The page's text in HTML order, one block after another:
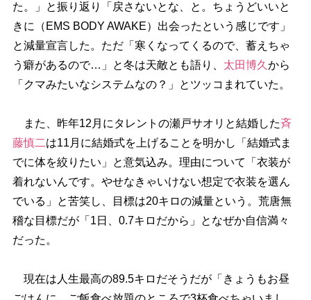
た。」と振り返り「戻さないとな、と。ちょうどいいと
きに（EMS BODY AWAKE）出会ったという感じです」
と減量宣言した。ただ「寒くなってくるので、蓄えちゃ
う癖があるので…」と冬は天敵とも語り、 太田博久 から
「クマみたいなシステムなの？」とツッコまれていた。
また、昨年12月にタレントの瀬戸サオリと結婚した斉
藤慎二は11月に結婚式を上げることを明かし「結婚式ま
でに体を絞りたい」と意気込み。理由について「衣装が
着れないんです。やせなきゃいけない想定で衣装を選ん
でいる」と苦笑し、目標は20キロの減量という。荒唐無
稽な目標だが「1日、0.7キロだから」となぜか自信満々
だった。
現在は人生最高の89.5キロだそうだが「きょうもお昼